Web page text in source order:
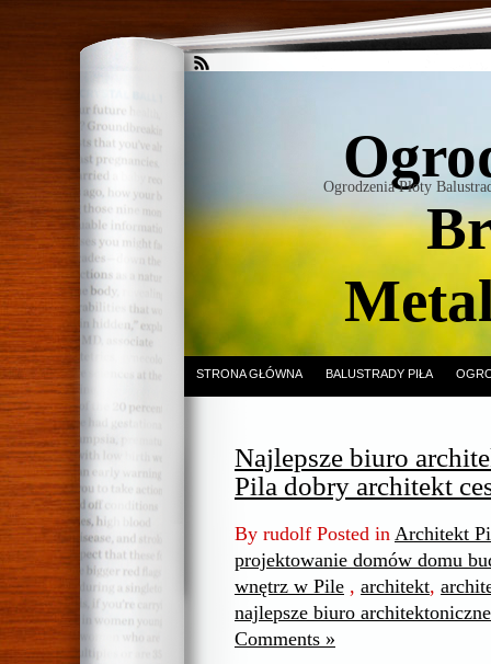
Ogrodzenia Płoty
STRONA GŁÓWNA BALUSTRADY PIŁA
Najlepsze biuro
Pila dobry architekt
By rudolf Posted in Architekt
projektowanie domów domu
wnętrz w Pile , architekt,
najlepsze biuro
Comments »